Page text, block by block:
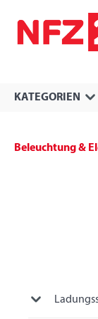
Zur
KATEGORIEN
Beleuchtung &